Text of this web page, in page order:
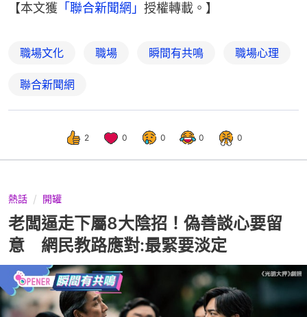
【本文獲 「聯合新聞網」 授權轉載。】
職場文化 職場 瞬間有共鳴 職場心理
聯合新聞網
2 0 0 0 0
熱話 開罐
老闆逼走下屬8大陰招！偽善談心要留
意 網民教路應對:最緊要淡定